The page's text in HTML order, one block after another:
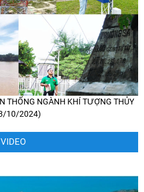
THỐNG NGÀNH KHÍ TƯỢNG THỦY
10/2024)
VIDEO